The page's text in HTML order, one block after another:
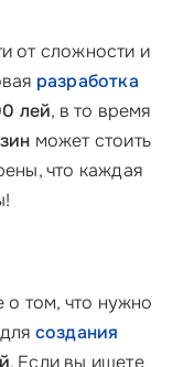
от сложности и
разработка
лей, в то время
может стоить
что каждая
о том, что нужно
создания
. Если вы ищете